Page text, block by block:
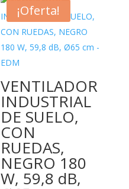
era:
74.95€.
es:
63.70€.
¡Oferta!
VENTILADOR
INDUSTRIAL
DE SUELO,
CON
RUEDAS,
NEGRO 180
W, 59,8 dB,